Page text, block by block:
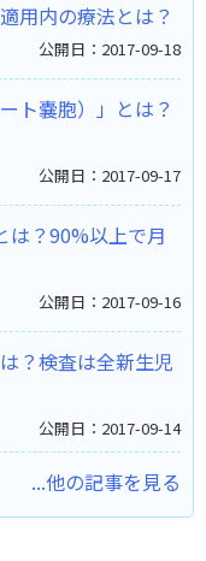
用内の療法とは？
公開日：2017-09-18
ト嚢胞）」とは？
公開日：2017-09-17
は？90%以上で月
公開日：2017-09-16
？検査は全新生児
公開日：2017-09-14
...他の記事を見る